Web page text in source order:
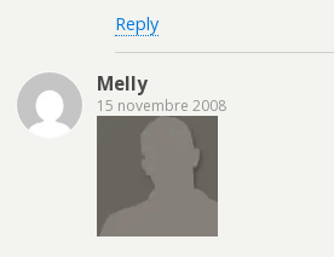
Reply
Melly
15 novembre 2008